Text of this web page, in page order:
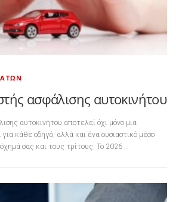
ασφάλισης αυτοκινήτου
αυτοκινήτου αποτελεί όχι μόνο μια
κάθε οδηγό, αλλά και ένα ουσιαστικό μέσο
σας και τους τρίτους. Το 2026 …